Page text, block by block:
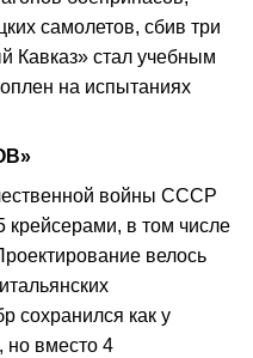
самолетов, сбив три
Кавказ» стал учебным
на испытаниях
войны СССР
в том числе
велось
сохранился как у
но вместо 4